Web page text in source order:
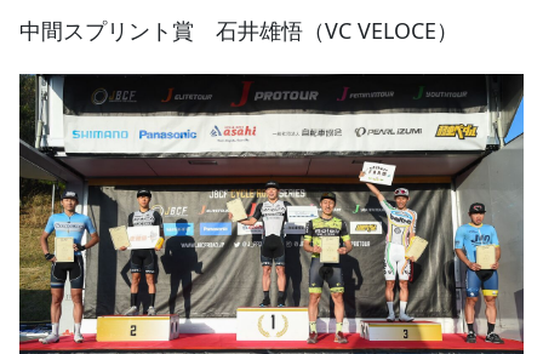
中間スプリント賞 石井雄悟（VC VELOCE）